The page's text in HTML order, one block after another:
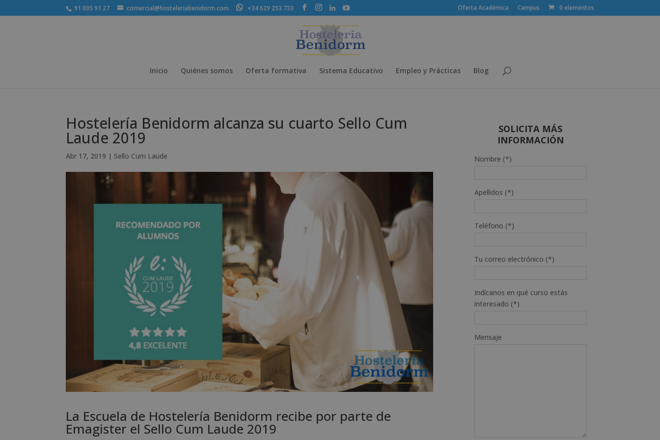
91 005 91 27 comercial@hosteleriabenidorm.com +34 629 253 733 Oferta Académica Campus 0 elementos
Inicio Quiénes somos Oferta formativa Sistema Educativo Empleo y Prácticas Blog
Hostelería Benidorm alcanza su cuarto Sello Cum
Laude 2019
Abr 17, 2019 | Sello Cum Laude
La Escuela de Hostelería Benidorm recibe por parte de
Emagister el Sello Cum Laude 2019
SOLICITA MÁS
INFORMACIÓN
Nombre (*)
Apellidos (*)
Teléfono (*)
Tu correo electrónico (*)
Indícanos en qué curso estás
interesado (*)
Mensaje